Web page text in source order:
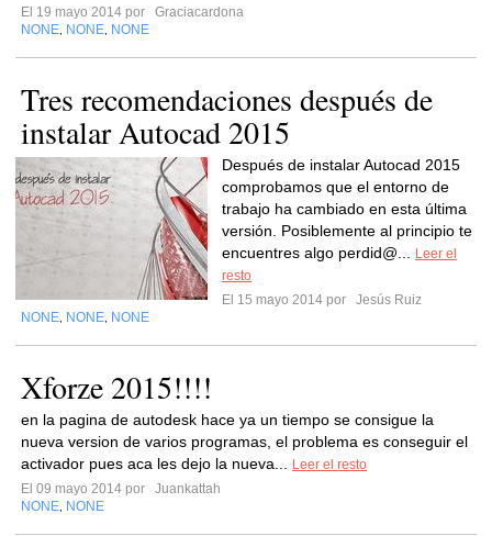
El 19 mayo 2014 por
Graciacardona
NONE NONE NONE
Tres recomendaciones después de
instalar Autocad 2015
Después de instalar Autocad 2015
comprobamos que el entorno de
trabajo ha cambiado en esta última
versión. Posiblemente al principio te
encuentres algo perdid@...
Leer el
resto
El 15 mayo 2014 por
Jesús Ruiz
NONE NONE NONE
Xforze 2015!!!!
en la pagina de autodesk hace ya un tiempo se consigue la
nueva version de varios programas, el problema es conseguir el
activador pues aca les dejo la nueva...
Leer el resto
El 09 mayo 2014 por
Juankattah
NONE NONE